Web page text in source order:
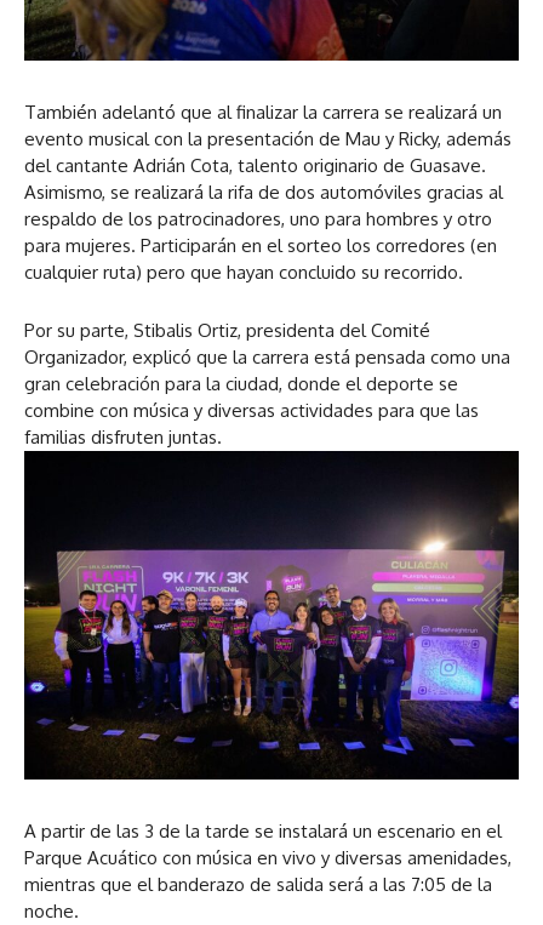
También adelantó que al finalizar la carrera se realizará un
evento musical con la presentación de Mau y Ricky, además
del cantante Adrián Cota, talento originario de Guasave.
Asimismo, se realizará la rifa de dos automóviles gracias al
respaldo de los patrocinadores, uno para hombres y otro
para mujeres. Participarán en el sorteo los corredores (en
cualquier ruta) pero que hayan concluido su recorrido.
Por su parte, Stibalis Ortiz, presidenta del Comité
Organizador, explicó que la carrera está pensada como una
gran celebración para la ciudad, donde el deporte se
combine con música y diversas actividades para que las
familias disfruten juntas.
A partir de las 3 de la tarde se instalará un escenario en el
Parque Acuático con música en vivo y diversas amenidades,
mientras que el banderazo de salida será a las 7:05 de la
noche.